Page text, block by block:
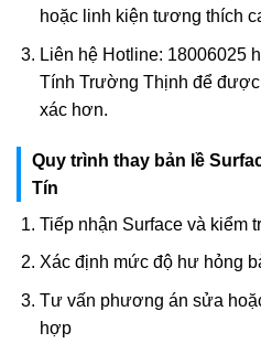
hoặc linh kiện tương thích
Liên hệ Hotline: 18006025
Tính Trường Thịnh để
xác hơn.
Quy trình thay bản lề
Tín
Tiếp nhận Surface và kiểm
Xác định mức độ hư hỏng
Tư vấn phương án sửa
hợp